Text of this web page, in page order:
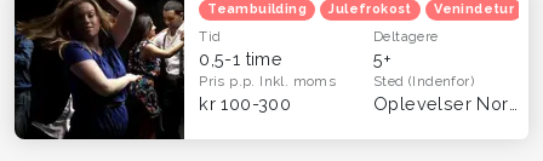
Teambuilding Julefrokost Venindetur
Tid
0,5-1 time
Deltagere
5+
Pris p.p. Inkl. moms
kr 100-300
Sted(Indenfor)